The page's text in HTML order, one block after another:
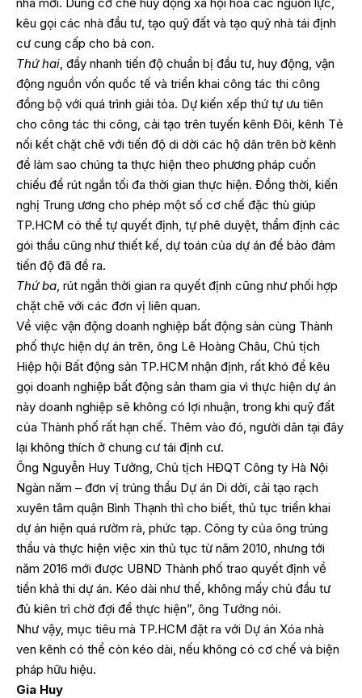
kêu gọi các nhà đầu tư, tạo quỹ đất và tạo quỹ nhà tái định
cư cung cấp cho bà con.
Thứ hai, đẩy nhanh tiến độ chuẩn bị đầu tư, huy động, vận
động nguồn vốn quốc tế và triển khai công tác thi công
đồng bộ với quá trình giải tỏa. Dự kiến xếp thứ tự ưu tiên
cho công tác thi công, cải tạo trên tuyến kênh Đôi, kênh Tẻ
nối kết chặt chẽ với tiến độ di dời các hộ dân trên bờ kênh
để làm sao chúng ta thực hiện theo phương pháp cuốn
chiếu để rút ngắn tối đa thời gian thực hiện. Đồng thời, kiến
nghị Trung ương cho phép một số cơ chế đặc thù giúp
TP.HCM có thể tự quyết định, tự phê duyệt, thẩm định các
gói thầu cũng như thiết kế, dự toán của dự án để bảo đảm
tiến độ đã đề ra.
Thứ ba, rút ngắn thời gian ra quyết định cũng như phối hợp
chặt chẽ với các đơn vị liên quan.
Về việc vận động doanh nghiệp bất động sản cùng Thành
phố thực hiện dự án trên, ông Lê Hoàng Châu, Chủ tịch
Hiệp hội Bất động sản TP.HCM nhận định, rất khó để kêu
gọi doanh nghiệp bất động sản tham gia vì thực hiện dự án
này doanh nghiệp sẽ không có lợi nhuận, trong khi quỹ đất
của Thành phố rất hạn chế. Thêm vào đó, người dân tại đây
lại không thích ở chung cư tái định cư.
Ông Nguyễn Huy Tưởng, Chủ tịch HĐQT Công ty Hà Nội
Ngàn năm – đơn vị trúng thầu Dự án Di dời, cải tạo rạch
xuyên tâm quận Bình Thạnh thì cho biết, thủ tục triển khai
dự án hiện quá rườm rà, phức tạp. Công ty của ông trúng
thầu và thực hiện việc xin thủ tục từ năm 2010, nhưng tới
năm 2016 mới được UBND Thành phố trao quyết định về
tiền khả thi dự án. Kéo dài như thế, không mấy chủ đầu tư
đủ kiên trì chờ đợi để thực hiện”, ông Tưởng nói.
Như vậy, mục tiêu mà TP.HCM đặt ra với Dự án Xóa nhà
ven kênh có thể còn kéo dài, nếu không có cơ chế và biện
pháp hữu hiệu.
Gia Huy